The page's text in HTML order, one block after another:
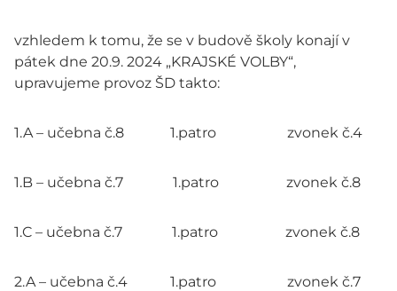
vzhledem k tomu, že se v budově školy konají v
pátek dne 20.9. 2024 „KRAJSKÉ VOLBY“,
upravujeme provoz ŠD takto:
1.A – učebna č.8 1.patro zvonek č.4
1.B – učebna č.7 1.patro zvonek č.8
1.C – učebna č.7 1.patro zvonek č.8
2.A – učebna č.4 1.patro zvonek č.7